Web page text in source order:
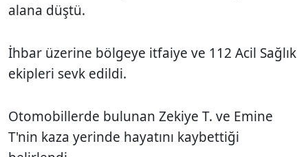
alana düştü.
İhbar üzerine bölgeye itfaiye ve 112 Acil Sağlık
ekipleri sevk edildi.
Otomobillerde bulunan Zekiye T. ve Emine
T'nin kaza yerinde hayatını kaybettiği